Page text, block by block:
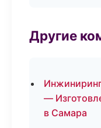
Другие
—
в Самара